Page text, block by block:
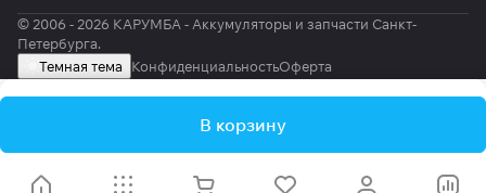
В корзину
© 2006 - 2026 КАРУМБА - Аккумуляторы и запчасти Санкт-
Петербурга.
Темная тема КонфиденциальностьОферта